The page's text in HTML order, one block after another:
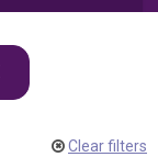
Clear filters